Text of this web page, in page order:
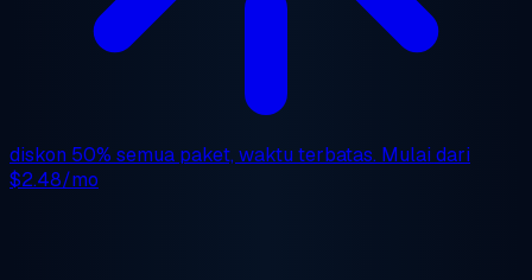
diskon 50% semua paket, waktu terbatas. Mulai dari
$2.48/mo